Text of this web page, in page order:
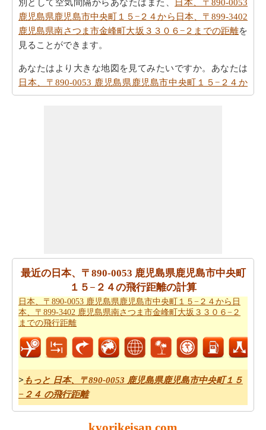
別として空気間隔からあなたはまた、
日本、〒890-0053
鹿児島県鹿児島市中央町１５−２４から日本、〒899-3402
鹿児島県南さつま市金峰町大坂３３０６−２までの距離を
見ることができます。
あなたはより大きな地図を見てみたいですか。あなたは
日本、〒890-0053 鹿児島県鹿児島市中央町１５−２４か
ら日本、〒899-3402 鹿児島県南さつま市金峰町大坂３３
たいかもしれません。これは、あなたが日本、〒890-
0053 鹿児島県鹿児島市中央町１５−２４と日本、〒899-
3402 鹿児島県南さつま市金峰町大坂３３０６−２の間の
距離を旅行過ごすことになりますとどのくらいの時間推
定値するのに役立ちます。
あなたの日本、〒890-0053 鹿児島県鹿児島市中央町１５
−２４から日本、〒899-3402 鹿児島県南さつま市金峰町
画を作成する必要ですか。 日本、〒890-0053 鹿児島県鹿
児島市中央町１５−２４から日本、〒899-3402 鹿児島県
南さつま市金峰町大坂３３０６−２までの旅行ために私た
ちの旅のプランナーをお試しください。
最近の日本、〒890-0053 鹿児島県鹿児島市中央町
１５−２４の飛行距離の計算
日本、〒890-0053 鹿児島県鹿児島市中央町１５−２４から日
本、〒899-3402 鹿児島県南さつま市金峰町大坂３３０６−２
までの飛行距離
> もっと 日本、〒890-0053 鹿児島県鹿児島市中央町１５
−２４ の飛行距離